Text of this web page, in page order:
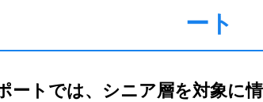
ート
ートでは、シニア層を対象に